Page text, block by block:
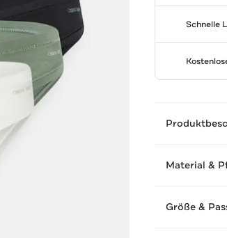
Schnelle
Material &
Größe &